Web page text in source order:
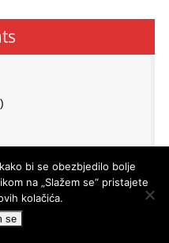
BYPRO
DEV SHED
bi se obezbjedilo bolje
na „Slažem se“ pristajete
kolačića.
se